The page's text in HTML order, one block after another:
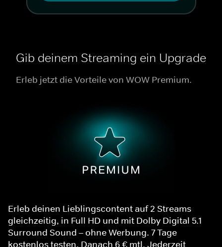
Gib deinem Streaming ein Upgrade
Erleb jetzt die Vorteile von WOW Premium.
Erleb deinen Lieblingscontent auf 2 Streams
gleichzeitig, in Full HD und mit Dolby Digital 5.1
Surround Sound – ohne Werbung. 7 Tage
kostenlos testen. Danach 6 € mtl. Jederzeit